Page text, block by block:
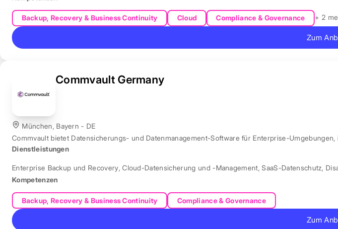
Backup, Recovery & Business Continuity Cloud Compliance & Governance + 2
Zum
Commvault Germany
München, Bayern - DE
Commvault bietet Datensicherungs- und Datenmanagement-Software für Enterprise-
Dienstleistungen
Enterprise Backup und Recovery,Cloud-Datensicherung und -Management,SaaS-Datenschutz,
Kompetenzen
Backup, Recovery & Business Continuity Compliance & Governance
Zum